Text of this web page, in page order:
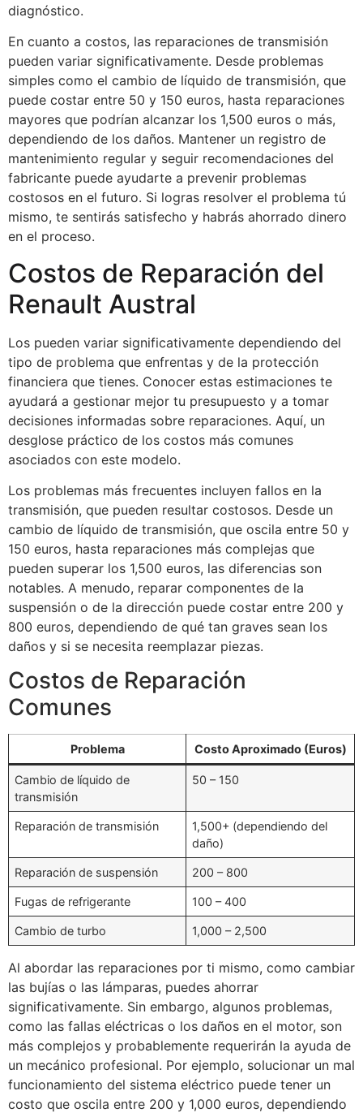
diagnóstico.
En cuanto a costos, las reparaciones de transmisión
pueden variar significativamente. Desde problemas
simples como el cambio de líquido de transmisión, que
puede costar entre 50 y 150 euros, hasta reparaciones
mayores que podrían alcanzar los 1,500 euros o más,
dependiendo de los daños. Mantener un registro de
mantenimiento regular y seguir recomendaciones del
fabricante puede ayudarte a prevenir problemas
costosos en el futuro. Si logras resolver el problema tú
mismo, te sentirás satisfecho y habrás ahorrado dinero
en el proceso.
Costos de Reparación del
Renault Austral
Los pueden variar significativamente dependiendo del
tipo de problema que enfrentas y de la protección
financiera que tienes. Conocer estas estimaciones te
ayudará a gestionar mejor tu presupuesto y a tomar
decisiones informadas sobre reparaciones. Aquí, un
desglose práctico de los costos más comunes
asociados con este modelo.
Los problemas más frecuentes incluyen fallos en la
transmisión, que pueden resultar costosos. Desde un
cambio de líquido de transmisión, que oscila entre 50 y
150 euros, hasta reparaciones más complejas que
pueden superar los 1,500 euros, las diferencias son
notables. A menudo, reparar componentes de la
suspensión o de la dirección puede costar entre 200 y
800 euros, dependiendo de qué tan graves sean los
daños y si se necesita reemplazar piezas.
Costos de Reparación
Comunes
Problema Costo Aproximado (Euros)
Cambio de líquido de
transmisión
50 – 150
Reparación de transmisión
1,500+ (dependiendo del
daño)
Reparación de suspensión 200 – 800
Fugas de refrigerante 100 – 400
Cambio de turbo 1,000 – 2,500
Al abordar las reparaciones por ti mismo, como cambiar
las bujías o las lámparas, puedes ahorrar
significativamente. Sin embargo, algunos problemas,
como las fallas eléctricas o los daños en el motor, son
más complejos y probablemente requerirán la ayuda de
un mecánico profesional. Por ejemplo, solucionar un mal
funcionamiento del sistema eléctrico puede tener un
costo que oscila entre 200 y 1,000 euros, dependiendo